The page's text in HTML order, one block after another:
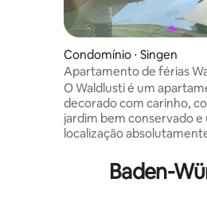
Condomínio ⋅ Singen
Apartamento de férias
jacuzzi e sauna bem ao
O Waldlusti é um
decorado com carinho,
jardim bem conservado e
localização
iluminados e modernos
janelas oferecem uma
Baden-